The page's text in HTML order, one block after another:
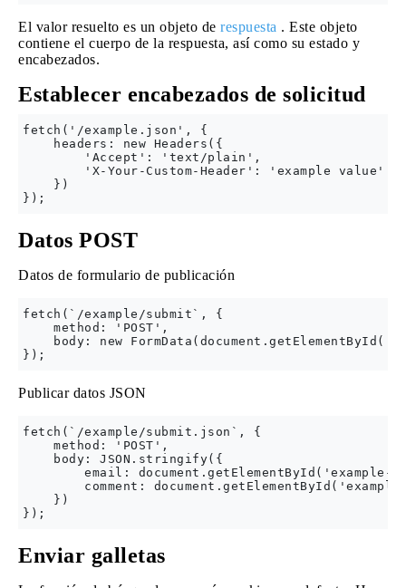
El valor resuelto es un objeto de respuesta . Este objeto
contiene el cuerpo de la respuesta, así como su estado y
encabezados.
Establecer encabezados de solicitud
fetch('/example.json', {
    headers: new Headers({
        'Accept': 'text/plain',
        'X-Your-Custom-Header': 'example value'
    })
Datos POST
Datos de formulario de publicación
fetch(`/example/submit`, {
    method: 'POST',
body: new
Publicar datos JSON
fetch(`/example/submit.json`, {
    method: 'POST',
    body: JSON.stringify({
email: document.getElementById('example-
comment:
    })
Enviar galletas